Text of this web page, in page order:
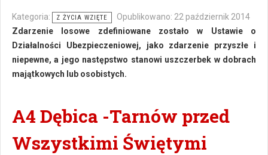
Kategoria: Z ŻYCIA WZIĘTE
Opublikowano: 22 październik 2014
Zdarzenie losowe zdefiniowane zostało w Ustawie o
Działalności Ubezpieczeniowej, jako zdarzenie przyszłe i
niepewne, a jego następstwo stanowi uszczerbek w dobrach
majątkowych lub osobistych.
A4 Dębica -Tarnów przed
Wszystkimi Świętymi